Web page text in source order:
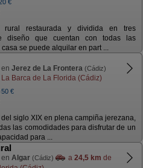
€
rural restaurada y dividida en tres
diseño que cuentan con todas las
se puede alquilar en part ...
Jerez de La Frontera (Cádiz)
Barca de La Florida (Cádiz)
50 €
siglo XIX en plena campiña jerezana,
las comodidades para disfrutar de un
para ...
Algar (Cádiz) a 24,5 km de